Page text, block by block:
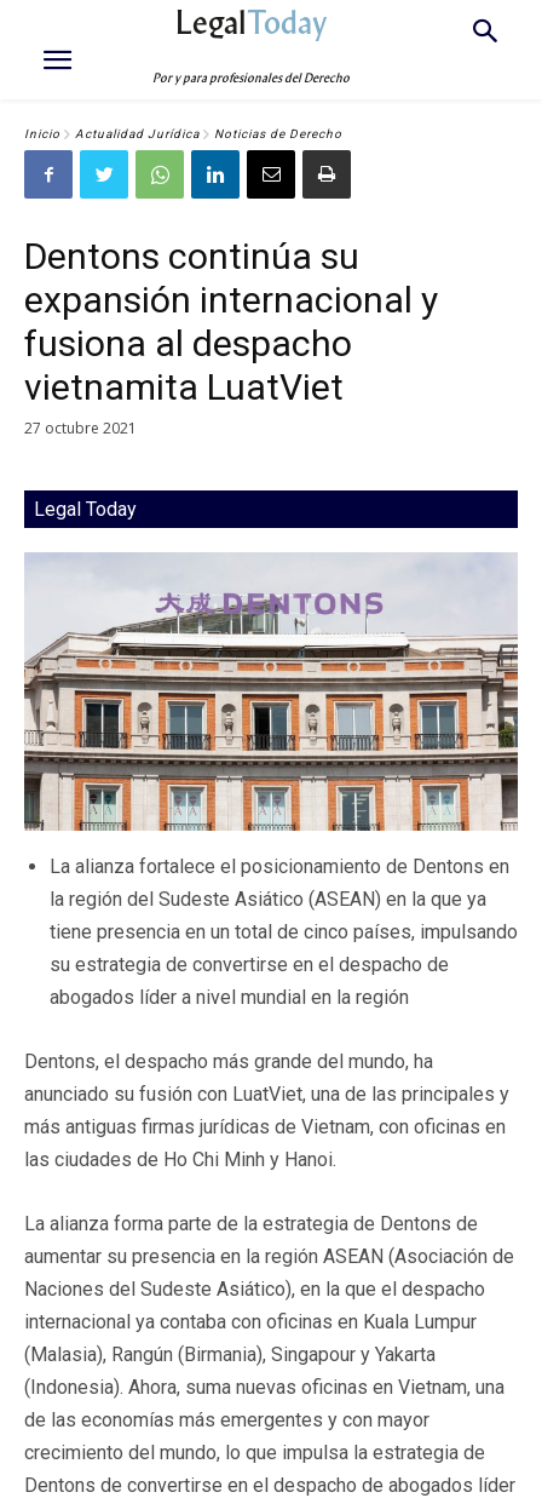
LegalToday
Por y para profesionales del Derecho
Inicio Actualidad Jurídica Noticias de Derecho
Dentons continúa su
expansión internacional y
fusiona al despacho
vietnamita LuatViet
27 octubre 2021
Legal Today
La alianza fortalece el posicionamiento de Dentons en
la región del Sudeste Asiático (ASEAN) en la que ya
tiene presencia en un total de cinco países, impulsando
su estrategia de convertirse en el despacho de
abogados líder a nivel mundial en la región
Dentons, el despacho más grande del mundo, ha
anunciado su fusión con LuatViet, una de las principales y
más antiguas firmas jurídicas de Vietnam, con oficinas en
las ciudades de Ho Chi Minh y Hanoi.
La alianza forma parte de la estrategia de Dentons de
aumentar su presencia en la región ASEAN (Asociación de
Naciones del Sudeste Asiático), en la que el despacho
internacional ya contaba con oficinas en Kuala Lumpur
(Malasia), Rangún (Birmania), Singapour y Yakarta
(Indonesia). Ahora, suma nuevas oficinas en Vietnam, una
de las economías más emergentes y con mayor
crecimiento del mundo, lo que impulsa la estrategia de
Dentons de convertirse en el despacho de abogados líder